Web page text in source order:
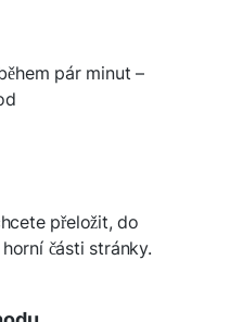
pár minut –
přeložit, do
části stránky.